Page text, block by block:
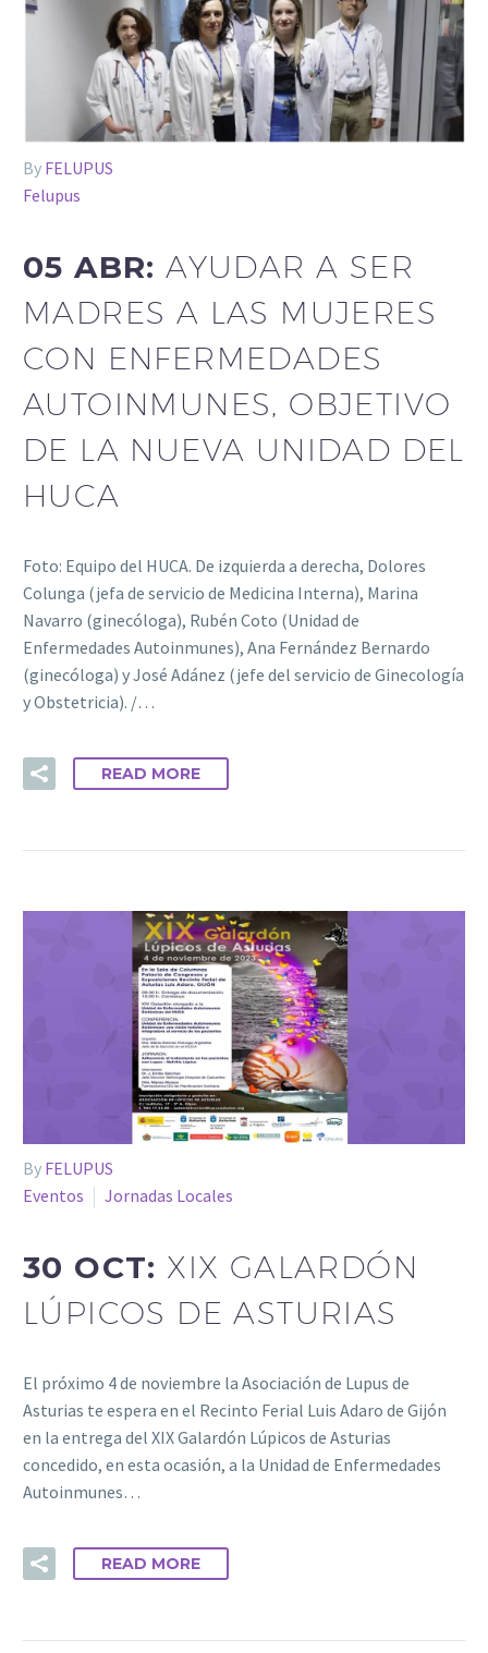
By FELUPUS
Felupus
05 ABR:AYUDAR A SER
MADRES A LAS MUJERES
CON ENFERMEDADES
AUTOINMUNES, OBJETIVO
DE LA NUEVA UNIDAD DEL
HUCA
Foto: Equipo del HUCA. De izquierda a derecha, Dolores
Colunga (jefa de servicio de Medicina Interna), Marina
Navarro (ginecóloga), Rubén Coto (Unidad de
Enfermedades Autoinmunes), Ana Fernández Bernardo
(ginecóloga) y José Adánez (jefe del servicio de Ginecología
y Obstetricia). /…
READ MORE
By FELUPUS
Eventos
Jornadas Locales
30 OCT: XIX GALARDÓN
LÚPICOS DE ASTURIAS
El próximo 4 de noviembre la Asociación de Lupus de
Asturias te espera en el Recinto Ferial Luis Adaro de Gijón
en la entrega del XIX Galardón Lúpicos de Asturias
concedido, en esta ocasión, a la Unidad de Enfermedades
Autoinmunes…
READ MORE